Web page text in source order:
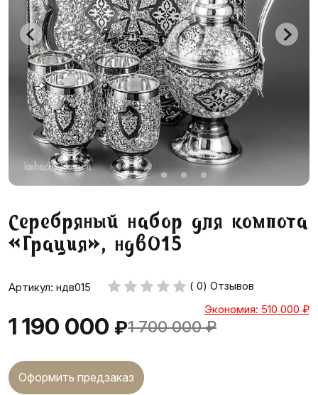
Серебряный набор для компота
«Грация», ндв015
Артикул: ндв015 ( 0) Отзывов
1 190 000 ₽1 700 000 ₽
Экономия: 510 000 ₽
Оформить предзаказ